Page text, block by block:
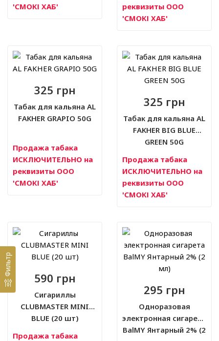
Фильтр
'СМОКІ ХАБ'
реквизиты ООО
'СМОКІ ХАБ'
325 грн
Табак для кальяна AL
FAKHER GRAPIO 50G
Продажа табака
ИСКЛЮЧИТЕЛЬНО на
реквизиты ООО
'СМОКІ ХАБ'
325 грн
Табак для кальяна AL
FAKHER BIG BLUE
GREEN 50G
Продажа табака
ИСКЛЮЧИТЕЛЬНО на
реквизиты ООО
'СМОКІ ХАБ'
590 грн
Сигариллы
CLUBMASTER MINI
BLUE (20 шт)
Продажа табака
295 грн
Одноразовая
электронная сигарета
BalMY Янтарный 2% (2